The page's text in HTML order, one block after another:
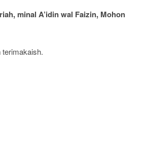
minal A’idin wal Faizin, Mohon